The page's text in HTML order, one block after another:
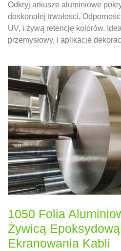
Odkryj arkusze aluminiowe
doskonałej trwałości,
UV, i żywą retencję kolorów.
przemysłowy, i aplikacje
1050 Folia
Żywicą
Ekranowania Kabli